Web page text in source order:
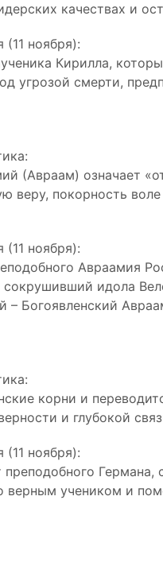
качествах и
(11 ноября):
Кирилла,
угрозой смерти,
(Авраам) означает
веру, покорность
(11 ноября):
Авраамия
идола
– Богоявленский
корни и
и глубокой
(11 ноября):
верным учеником и